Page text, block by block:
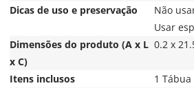
Dicas de uso e preservação
Não
Usar
Dimensões do produto (A x L
x C)
0.2 x
Itens inclusos
1 Tábua